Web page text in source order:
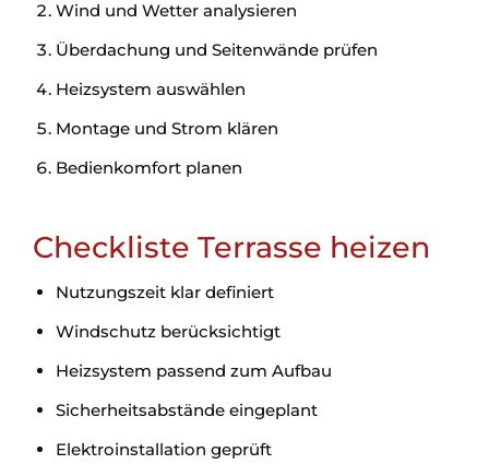
Wind und Wetter analysieren
Überdachung und Seitenwände prüfen
Heizsystem auswählen
Montage und Strom klären
Bedienkomfort planen
Checkliste Terrasse heizen
Nutzungszeit klar definiert
Windschutz berücksichtigt
Heizsystem passend zum Aufbau
Sicherheitsabstände eingeplant
Elektroinstallation geprüft